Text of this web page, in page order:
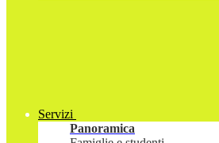
Servizi
Panoramica